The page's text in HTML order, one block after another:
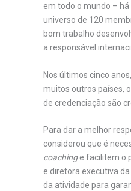
em todo o mundo –
universo de 120
bom trabalho
a responsável
Nos últimos cinco
muitos outros países, o
de credenciação são
Para dar a melhor
considerou que é
coachinge facilitem o
e diretora executiva
da atividade para